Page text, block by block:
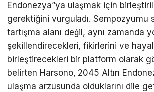
Endonezya”ya ulaşmak için
gerektiğini vurguladı. Sempozyumu
tartışma alanı değil, aynı zamanda
şekillendirecekleri, fikirlerini ve
birleştirecekleri bir platform olarak
belirten Harsono, 2045 Altın
ulaşma arzusunda olduklarını dile